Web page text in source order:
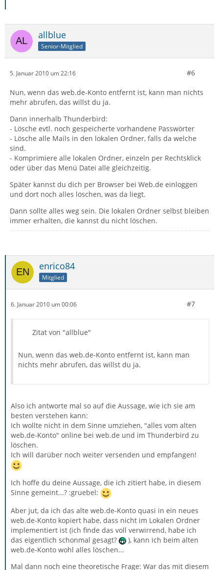
allblue
Senior-Mitglied
5. Januar 2010 um 22:16 #6
Nun, wenn das web.de-Konto entfernt ist, kann man nichts
mehr abrufen, das willst du ja.
Dann innerhalb Thunderbird:
- Lösche evtl. noch gespeicherte vorhandene Passwörter
- Lösche alle Mails in den lokalen Ordner, falls da welche
sind.
- Komprimiere alle lokalen Ordner, einzeln per Rechtsklick
oder über das Menü Datei alle gleichzeitig.
Später kannst du dich per Browser bei Web.de einloggen
und dort noch alles löschen, was da liegt.
Dann sollte alles weg sein. Die lokalen Ordner selbst bleiben
immer erhalten, die kannst du nicht löschen.
enrico84
Mitglied
6. Januar 2010 um 00:06 #7
Zitat von "allblue"
Nun, wenn das web.de-Konto entfernt ist, kann man
nichts mehr abrufen, das willst du ja.
Also ich antworte mal so auf die Aussage, wie ich sie am
besten verstehen kann:
Ich wollte nicht in dem Sinne umziehen, "alles vom alten
web.de-Konto" online bei web.de und im Thunderbird zu
löschen.
Ich will darüber noch weiter versenden und empfangen!
Ich hoffe du deine Aussage, die ich zitiert habe, in diesem
Sinne gemeint...? :gruebel:
Aber jut, da ich das alte web.de-Konto quasi in ein neues
web.de-Konto kopiert habe, dass nicht im Lokalen Ordner
implementiert ist (ich finde das voll verwirrend, habe ich
das eigentlich schonmal gesagt?
), kann ich beim alten
web.de-Konto wohl alles löschen...
Mal dann noch eine theoretische Frage: War das mit diesem